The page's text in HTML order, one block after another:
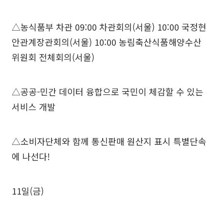
△농식품부 차관 09:00 차관회의(서울) 10:00 국정현
안관계장관회의(서울) 10:00 농림축산식품해양수산
위원회 전체회의(서울)
△공공-민간 데이터 융합으로 국민이 체감할 수 있는
서비스 개발
△소비자단체와 함께 통신판매 원산지 표시 특별단속
에 나선다!
11일(금)